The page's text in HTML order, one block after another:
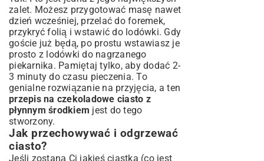
zalet. Możesz przygotować masę nawet
dzień wcześniej, przelać do foremek,
przykryć folią i wstawić do lodówki. Gdy
goście już będą, po prostu wstawiasz je
prosto z lodówki do nagrzanego
piekarnika. Pamiętaj tylko, aby dodać 2-
3 minuty do czasu pieczenia. To
genialne rozwiązanie na przyjęcia, a ten
przepis na czekoladowe ciasto z
płynnym środkiem jest do tego
stworzony.
Jak przechowywać i odgrzewać
ciasto?
Jeśli zostaną Ci jakieś ciastka (co jest